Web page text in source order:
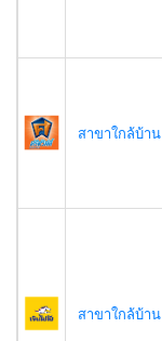
สาขาใกล้บ้าน
สาขาใกล้บ้าน